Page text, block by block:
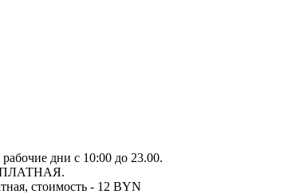
дни с 10:00 до 23.00.
стоимость - 12 BYN